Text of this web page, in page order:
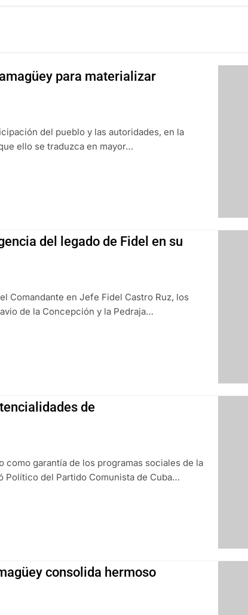
para materializar
del pueblo y las autoridades, en la
ello se traduzca en mayor…
del legado de Fidel en su
Comandante en Jefe Fidel Castro Ruz, los
de la Concepción y la Pedraja…
de
como garantía de los programas sociales de la
Político del Partido Comunista de Cuba…
consolida hermoso